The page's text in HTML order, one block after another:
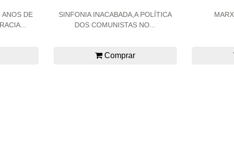
DE
SINFONIA INACABADA,A POLÍTICA
DOS COMUNISTAS NO...
Comprar